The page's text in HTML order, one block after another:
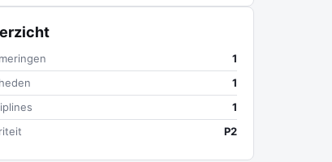
1
1
1
P2